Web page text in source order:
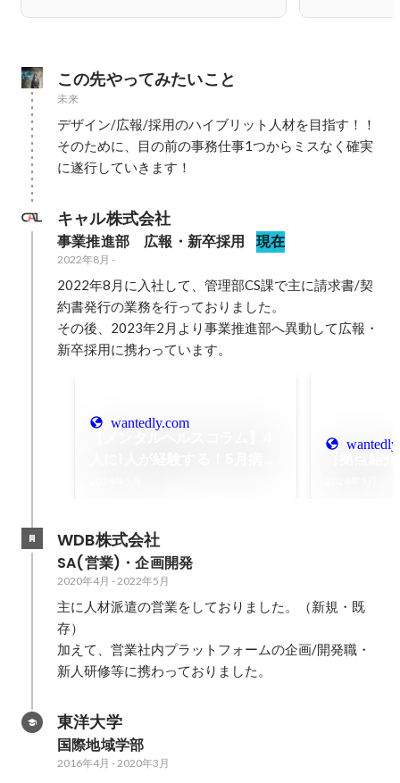
この先やってみたいこと
未来
デザイン/広報/採用のハイブリット人材を目指す！！
そのために、目の前の事務仕事1つからミスなく確実
に遂行していきます！
キャル株式会社
事業推進部　広報・新卒採用 現在
2022年8月 -
2022年8月に入社して、管理部CS課で主に請求書/契
約書発行の業務を行っておりました。
その後、2023年2月より事業推進部へ異動して広報・
新卒採用に携わっています。
wantedly.com
WDB株式会社
SA(営業)・企画開発
2020年4月 -2022年5月
主に人材派遣の営業をしておりました。（新規・既
存）
加えて、営業社内プラットフォームの企画/開発職・
新人研修等に携わっておりました。
東洋大学
国際地域学部
2016年4月 -2020年3月